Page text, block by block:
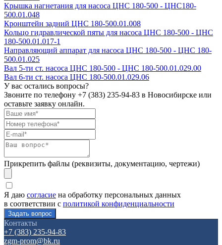
Крышка нагнетания для насоса ЦНС 180-500 - ЦНС180-
500.01.048
Кронштейн задний ЦНС 180-500.01.008
Кольцо гидравлической пяты для насоса ЦНС 180-500 - ЦНС
180-500.01.017-1
Направляющий аппарат для насоса ЦНС 180-500 - ЦНС 180-
500.01.025
Вал 5-ти ст. насоса ЦНС 180-500 - ЦНС 180-500.01.029.00
Вал 6-ти ст. насоса ЦНС 180-500.01.029.06
У вас остались вопросы?
Звоните по телефону +7 (383) 235-94-83 в Новосибирске или
оставьте заявку онлайн.
Прикрепить файлы (реквизиты, документацию, чертежи)
Я даю согласие на обработку персональных данных
в соответствии с политикой конфиденциальности
Контакты
+7 (383) 235-94-83
zgm-prom@bk.ru